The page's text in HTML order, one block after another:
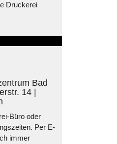
Druckerei
Bad
14 |
Büro oder
Per E-
immer